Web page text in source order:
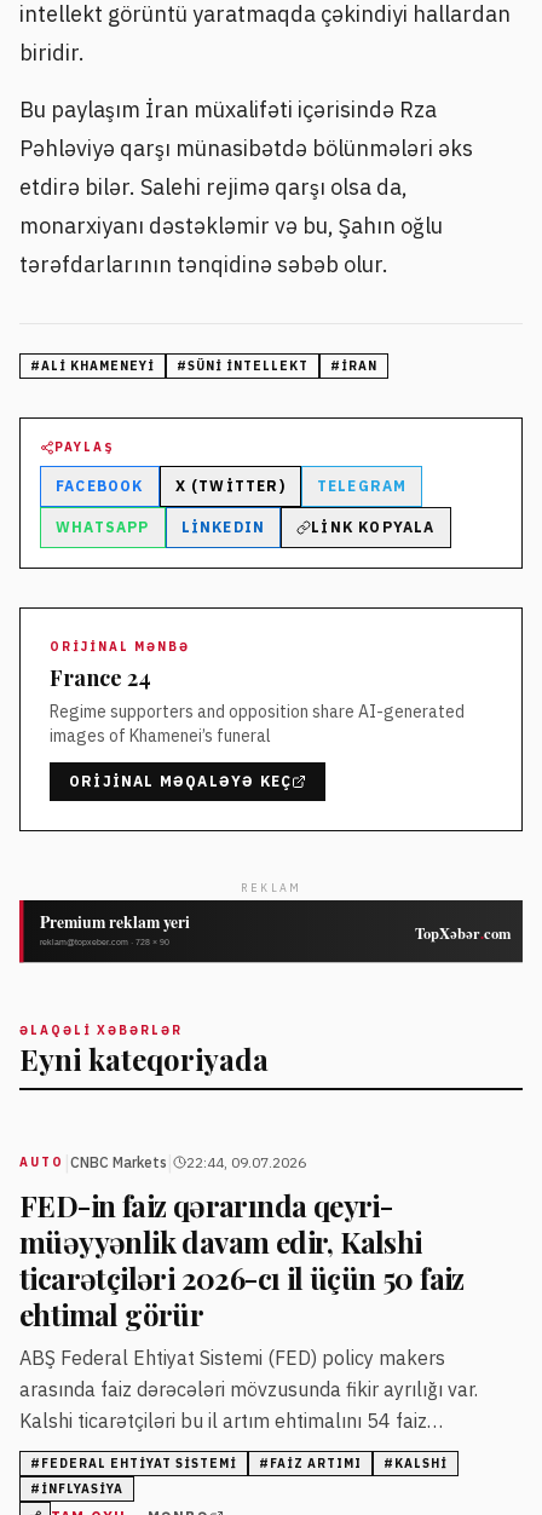
intellekt görüntü yaratmaqda çəkindiyi hallardan
biridir.
Bu paylaşım İran müxalifəti içərisində Rza
Pəhləviyə qarşı münasibətdə bölünmələri əks
etdirə bilər. Salehi rejimə qarşı olsa da,
monarxiyanı dəstəkləmir və bu, Şahın oğlu
tərəfdarlarının tənqidinə səbəb olur.
#ALI KHAMENEYI #SÜNI INTELLEKT # İRAN
PAYLAŞ
FACEBOOK X (TWITTER) TELEGRAM
WHATSAPP LINKEDIN LINK KOPYALA
ORIJINAL MƏNBƏ
France 24
Regime supporters and opposition share AI-generated
images of Khamenei’s funeral
ORIJINAL MƏQALƏYƏ KEÇ
REKLAM
ƏLAQƏLI XƏBƏRLƏR
Eyni kateqoriyada
AUTO CNBC Markets 22:44, 09.07.2026
FED-in faiz qərarında qeyri-
müəyyənlik davam edir, Kalshi
ticarətçiləri 2026-cı il üçün 50 faiz
ehtimal görür
ABŞ Federal Ehtiyat Sistemi (FED) policy makers
arasında faiz dərəcələri mövzusunda fikir ayrılığı var.
Kalshi ticarətçiləri bu il artım ehtimalını 54 faiz
səviyyəsində qiymətləndirir, 2028-ci il üçün isə bu rəqəm
80 faizə çatır.
# FEDERAL EHTIYAT SISTEMI # FAIZ ARTIMI # KALSHI
# INFLYASIYA